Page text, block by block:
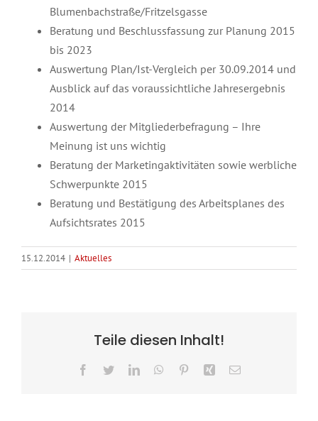
Blumenbachstraße/Fritzelsgasse
Beratung und Beschlussfassung zur Planung 2015
bis 2023
Auswertung Plan/Ist-Vergleich per 30.09.2014 und
Ausblick auf das voraussichtliche Jahresergebnis
2014
Auswertung der Mitgliederbefragung – Ihre
Meinung ist uns wichtig
Beratung der Marketingaktivitäten sowie werbliche
Schwerpunkte 2015
Beratung und Bestätigung des Arbeitsplanes des
Aufsichtsrates 2015
15.12.2014 | Aktuelles
Teile diesen Inhalt!
Facebook
TwitterLinkedInWhatsApp
PinterestXing E-